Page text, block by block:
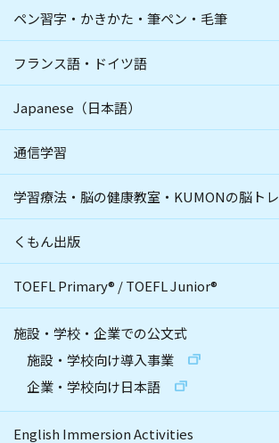
ペン習字・かきかた・筆ペン・毛筆
フランス語・ドイツ語
Japanese（日本語）
通信学習
学習療法・脳の健康教室・KUMONの脳トレ
くもん出版
TOEFL Primary® /TOEFL Junior®
施設・学校・企業での公文式
施設・学校向け導入事業
企業・学校向け日本語
English Immersion Activities